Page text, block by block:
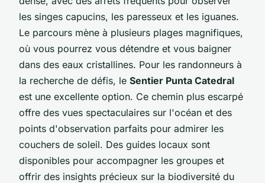
les singes capucins, les paresseux et les iguanes.
Le parcours mène à plusieurs plages magnifiques,
où vous pourrez vous détendre et vous baigner
dans des eaux cristallines. Pour les randonneurs à
la recherche de défis, le Sentier Punta Catedral
est une excellente option. Ce chemin plus escarpé
offre des vues spectaculaires sur l'océan et des
points d'observation parfaits pour admirer les
couchers de soleil. Des guides locaux sont
disponibles pour accompagner les groupes et
offrir des insights précieux sur la biodiversité du